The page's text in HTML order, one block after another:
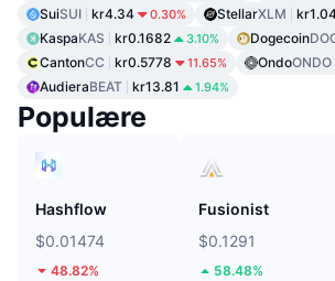
SuiSUI kr4.34 0.30% StellarXLM
KaspaKAS kr0.1682 3.10% Dogecoin
CantonCC kr0.5778 11.65% OndoONDO
AudieraBEAT kr13.81 1.94%
Populære
Hashflow
$0.01474
48.82%
Fusionist
$0.1291
58.48%